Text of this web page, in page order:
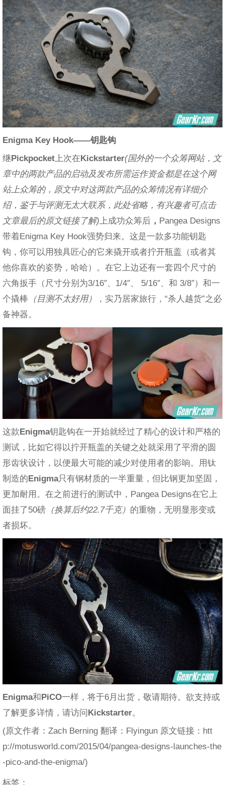
Enigma Key Hook——钥匙钩
继Pickpocket 上次在Kickstarter(国外的一个众筹网站，文
章中的两款产品的启动及发布所需运作资金都是在这个网
站上众筹的，原文中对这两款产品的众筹情况有详细介
绍，鉴于与评测无太大联系，此处省略，有兴趣者可点击
文章最后的原文链接了解) 上成功众筹后 ， Pangea Designs
带着Enigma Key Hook强势归来。这是一款多功能钥匙
钩，你可以用独具匠心的它来撬开或者拧开瓶盖（或者其
他你喜欢的姿势，哈哈）。在它上边还有一套四个尺寸的
六角扳手（尺寸分别为3/16″、1/4″、 5/16″、和 3/8″）和一
个撬棒 （目测不太好用）
，实乃居家旅行，“杀人越货”之必
备神器。
这款Enigma钥匙钩在一开始就经过了精心的设计和严格的
测试，比如它得以拧开瓶盖的关键之处就采用了平滑的圆
形齿状设计，以便最大可能的减少对使用者的影响。用钛
制造的Enigma只有钢材质的一半重量，但比钢更加坚固，
更加耐用。在之前进行的测试中，Pangea Designs在它上
面挂了50磅 （换算后约22.7千克） 的重物，无明显形变或
者损坏。
Enigma和PiCO一样，将于6月出货，敬请期待。欲支持或
了解更多详情，请访问Kickstarter。
(原文作者：Zach Berning 翻译：Flyingun 原文链接：htt
p://motusworld.com/2015/04/pangea-designs-launches-the
-pico-and-the-enigma/)
标签：